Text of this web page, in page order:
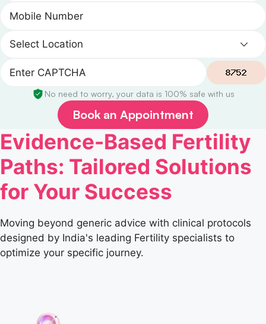
No need to worry, your data is 100% safe with us
Book an Appointment
Evidence-Based Fertility
Paths: Tailored Solutions
for Your Success
Moving beyond generic advice with clinical protocols
designed by India's leading Fertility specialists to
optimize your specific journey.